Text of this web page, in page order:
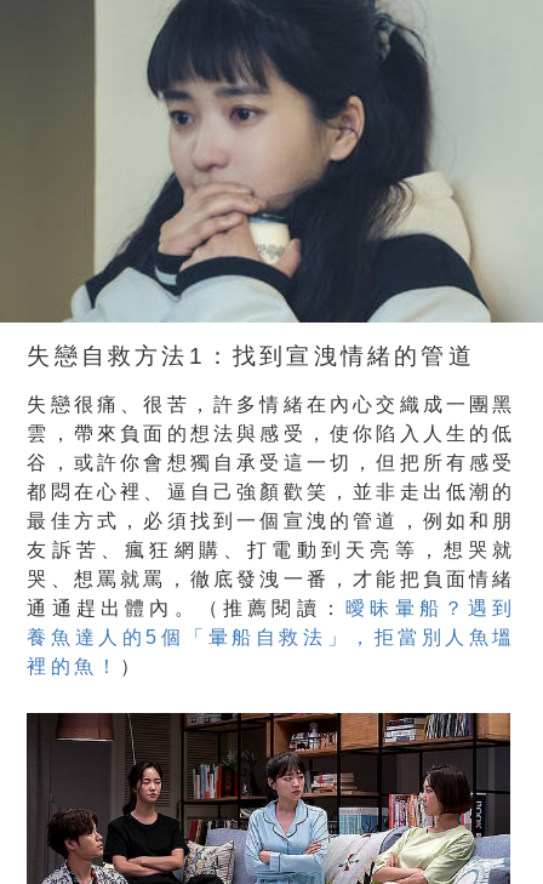
失戀自救方法1：找到宣洩情緒的管道
失戀很痛、很苦，許多情緒在內心交織成一團黑
雲，帶來負面的想法與感受，使你陷入人生的低
谷，或許你會想獨自承受這一切，但把所有感受
都悶在心裡、逼自己強顏歡笑，並非走出低潮的
最佳方式，必須找到一個宣洩的管道，例如和朋
友訴苦、瘋狂網購、打電動到天亮等，想哭就
哭、想罵就罵，徹底發洩一番，才能把負面情緒
通通趕出體內。（推薦閱讀： 曖昧暈船？遇到
養魚達人的5個「暈船自救法」，拒當別人魚塭
裡的魚！
）